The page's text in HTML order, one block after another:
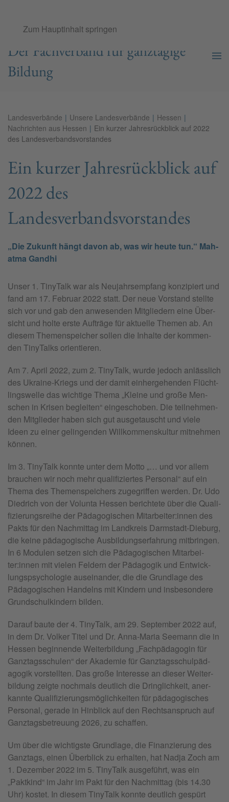
Zum Hauptinhalt springen
Ganztags­schul­verband e.V.
Der Fachverband für ganztägige
Bildung
Landesverbände Unsere Landesverbände
Hessen
Nachrichten aus Hessen
Ein kurzer Jahresrückblick auf 2022
des Landesverbandsvorstandes
Ein kurzer Jahresrückblick auf
2022 des
Landesverbandsvorstandes
„Die Zu­kunft hängt davon ab, was wir heute tun.“ Ma­h­
at­ma Gand­hi
Unser 1. Ti­nyTalk war als Neu­jahrs­emp­fang kon­zi­piert und
fand am 17. Fe­bru­ar 2022 statt. Der neue Vor­stand stell­te
sich vor und gab den an­we­sen­den Mit­glie­dern eine Über­
sicht und holte erste Auf­trä­ge für ak­tu­el­le The­men ab. An
die­sem The­men­spei­cher sol­len die In­hal­te der kom­men­
den Ti­nyTalks ori­en­tie­ren.
Am 7. April 2022, zum 2. Ti­nyTalk, wurde je­doch an­läss­lich
des Ukrai­ne-Kriegs und der damit ein­her­ge­hen­den Flücht­
lings­wel­le das wich­ti­ge Thema „Klei­ne und große Men­
schen in Kri­sen be­glei­ten“ ein­ge­scho­ben. Die teil­neh­men­
den Mit­glie­der haben sich gut aus­ge­tauscht und viele
Ideen zu einer ge­lin­gen­den Will­kom­mens­kul­tur mit­neh­men
kön­nen.
Im 3. Ti­nyTalk konn­te unter dem Motto „… und vor allem
brau­chen wir noch mehr qua­li­fi­zier­tes Per­so­nal“ auf ein
Thema des The­men­spei­chers zu­ge­grif­fen wer­den. Dr. Udo
Died­rich von der Vo­lun­ta Hes­sen be­rich­te­te über die Qua­li­
fi­zie­rungs­rei­he der Päd­ago­gi­schen Mit­ar­bei­ter:in­nen des
Pakts für den Nach­mit­tag im Land­kreis Darm­stadt-Die­burg,
die keine päd­ago­gi­sche Aus­bil­dungs­er­fah­rung mit­brin­gen.
In 6 Mo­du­len set­zen sich die Päd­ago­gi­schen Mit­ar­bei­
ter:in­nen mit vie­len Fel­dern der Päd­ago­gik und Ent­wick­
lungs­psy­cho­lo­gie aus­ein­an­der, die die Grund­la­ge des
Päd­ago­gi­schen Han­delns mit Kin­dern und ins­be­son­de­re
Grund­schul­kin­dern bil­den.
Da­rauf baute der 4. Ti­nyTalk, am 29. Sep­tem­ber 2022 auf,
in dem Dr. Vol­ker Titel und Dr. Anna-Maria See­mann die in
Hes­sen be­gin­nen­de Wei­ter­bil­dung „Fach­päd­ago­gin für
Ganz­tags­schu­len“ der Aka­de­mie für Ganz­tags­schul­päd­
ago­gik vor­stell­ten. Das große In­ter­es­se an die­ser Wei­ter­
bil­dung zeig­te noch­mals deut­lich die Dring­lich­keit, an­er­
kann­te Qua­li­fi­zie­rungs­mög­lich­kei­ten für päd­ago­gi­sches
Per­so­nal, ge­ra­de in Hin­blick auf den Rechts­an­spruch auf
Ganz­tags­be­treu­ung 2026, zu schaf­fen.
Um über die wich­tigs­te Grund­la­ge, die Finan­zie­rung des
Ganz­tags, einen Über­blick zu er­hal­ten, hat Nadja Zoch am
1. De­zem­ber 2022 im 5. Ti­nyTalk aus­ge­führt, was ein
„Pakt­kind“ im Jahr im Pakt für den Nach­mit­tag (bis 14.30
Uhr) kos­tet. In die­sem Ti­nyTalk konn­te deut­lich ge­spürt